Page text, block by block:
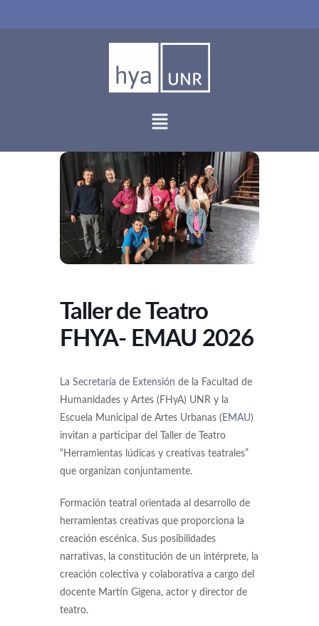
Taller de Teatro
FHYA- EMAU 2026
La Secretaría de Extensión de la Facultad de
Humanidades y Artes (FHyA) UNR y la
Escuela Municipal de Artes Urbanas ( EMAU)
invitan a participar del Taller de Teatro
“Herramientas lúdicas y creativas teatrales”
que organizan conjuntamente.
Formación teatral orientada al desarrollo de
herramientas creativas que proporciona la
creación escénica. Sus posibilidades
narrativas, la constitución de un intérprete, la
creación colectiva y colaborativa a cargo del
docente Martín Gigena, actor y director de
teatro.